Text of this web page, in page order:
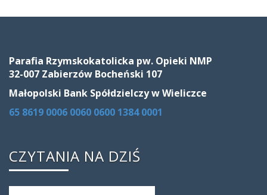
Parafia Rzymskokatolicka pw. Opieki NMP
32-007 Zabierzów Bocheński 107
Małopolski Bank Spółdzielczy w Wieliczce
65 8619 0006 0060 0600 1384 0001
CZYTANIA NA DZIŚ